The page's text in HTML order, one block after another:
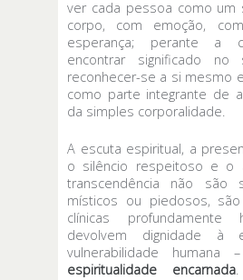
ver cada pessoa como um
corpo, com emoção,
esperança; perante a
encontrar significado no
reconhecer-se a si mesmo
como parte integrante de
da simples corporalidade.
A escuta espiritual, a
o silêncio respeitoso e o
transcendência não são
místicos ou piedosos,
clínicas profundamente
devolvem dignidade à
vulnerabilidade humana
espiritualidade encarnada